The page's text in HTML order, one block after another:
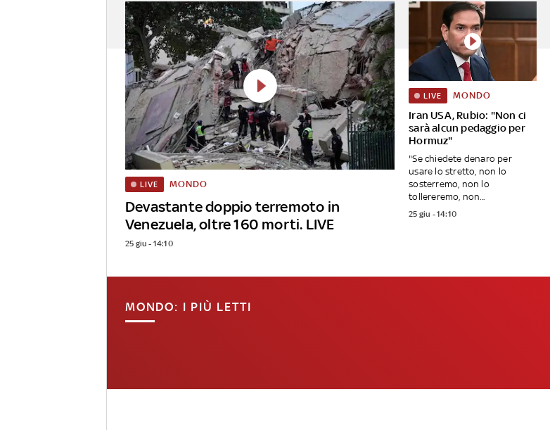
Devastante doppio terremoto in
Venezuela, oltre 160 morti. LIVE
LIVE MONDO
25 giu - 14:10
Iran USA, Rubio: "Non ci
sarà alcun pedaggio per
Hormuz"
LIVE MONDO
"Se chiedete denaro per
usare lo stretto, non lo
sosterremo, non lo
tollereremo, non...
25 giu - 14:10
MONDO: I PIÙ LETTI